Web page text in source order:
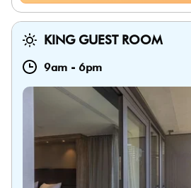
KING GUEST ROOM
9am - 6pm